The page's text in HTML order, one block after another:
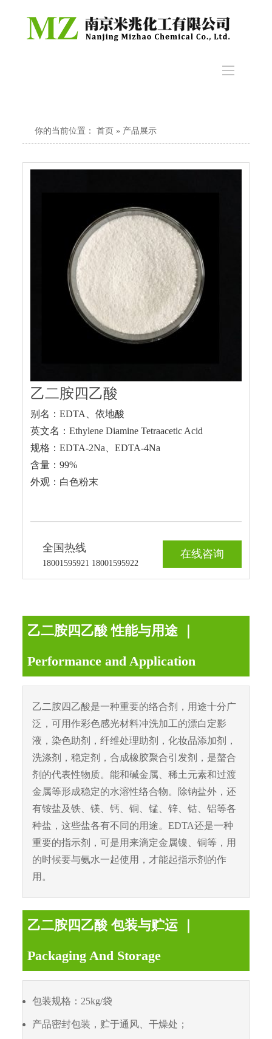
你的当前位置：首页 » 产品展示
乙二胺四乙酸
别名：EDTA、依地酸
英文名：Ethylene Diamine Tetraacetic Acid
规格：EDTA-2Na、EDTA-4Na
含量：99%
外观：白色粉末
全国热线
18001595921 18001595922
在线咨询
乙二胺四乙酸 性能与用途 ｜
Performance and Application
乙二胺四乙酸是一种重要的络合剂，用途十分广
泛，可用作彩色感光材料冲洗加工的漂白定影
液，染色助剂，纤维处理助剂，化妆品添加剂，
洗涤剂，稳定剂，合成橡胶聚合引发剂，是螯合
剂的代表性物质。能和碱金属、稀土元素和过渡
金属等形成稳定的水溶性络合物。除钠盐外，还
有铵盐及铁、镁、钙、铜、锰、锌、钴、铝等各
种盐，这些盐各有不同的用途。EDTA还是一种
重要的指示剂，可是用来滴定金属镍、铜等，用
的时候要与氨水一起使用，才能起指示剂的作
用。
乙二胺四乙酸 包装与贮运 ｜
Packaging And Storage
包装规格：25kg/袋
产品密封包装，贮于通风、干燥处；